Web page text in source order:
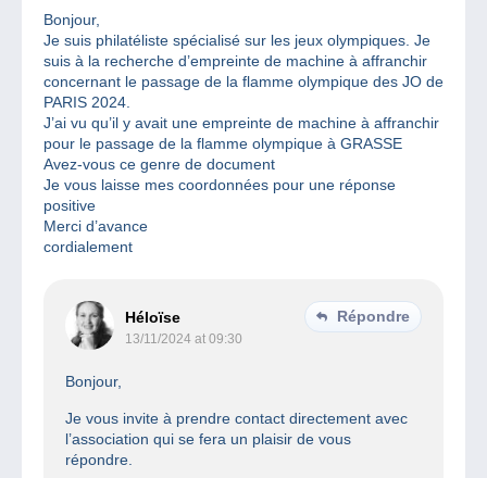
Bonjour,
Je suis philatéliste spécialisé sur les jeux olympiques. Je
suis à la recherche d’empreinte de machine à affranchir
concernant le passage de la flamme olympique des JO de
PARIS 2024.
J’ai vu qu’il y avait une empreinte de machine à affranchir
pour le passage de la flamme olympique à GRASSE
Avez-vous ce genre de document
Je vous laisse mes coordonnées pour une réponse
positive
Merci d’avance
cordialement
Héloïse
13/11/2024 at 09:30
Répondre
Bonjour,
Je vous invite à prendre contact directement avec
l’association qui se fera un plaisir de vous
répondre.